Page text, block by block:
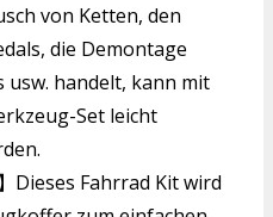
von Ketten, den
die Demontage
usw. handelt, kann mit
Set leicht
Dieses Fahrrad Kit wird